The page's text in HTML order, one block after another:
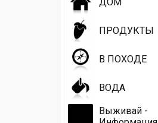
ПРОДУКТЫ
В ПОХОДЕ
ВОДА
Выживай -